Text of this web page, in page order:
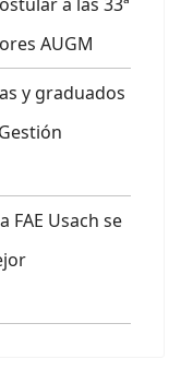
AUGM
y graduados
FAE Usach se